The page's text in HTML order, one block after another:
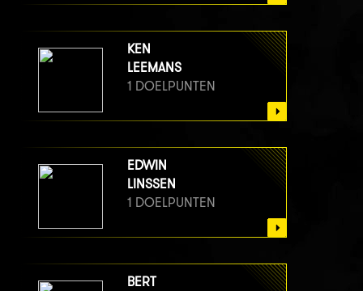
KEN
LEEMANS
1 DOELPUNTEN
EDWIN
LINSSEN
1 DOELPUNTEN
BERT